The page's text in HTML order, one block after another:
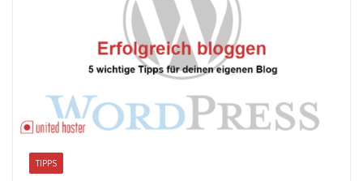
TIPPS